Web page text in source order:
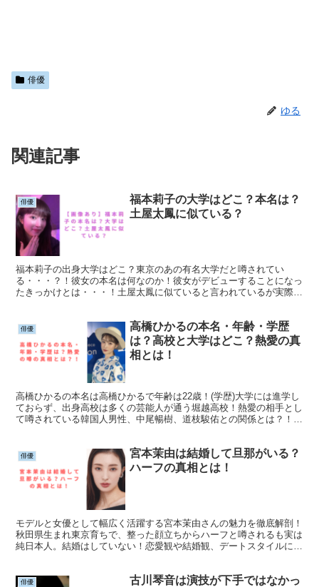
俳優
ゆる
関連記事
俳優
福本莉子の大学はどこ？本名は？
土屋太鳳に似ている？
福本莉子の出身大学はどこ？東京のあの有名大学だと噂されてい
る・・・？！彼女の本名は何なのか！彼女がデビューすることになっ
たきっかけとは・・・！土屋太鳳に似ていると言われているが実際は
俳優
高橋ひかるの本名・年齢・学歴
は？高校と大学はどこ？熱愛の真
相とは！
高橋ひかるの本名は高橋ひかるで年齢は22歳！(学歴)大学には進学し
ておらず、出身高校は多くの芸能人が通う堀越高校！熱愛の相手とし
て噂されている韓国人男性、中尾暢樹、道枝駿佑との関係とは？！
俳優
宮本茉由は結婚して旦那がいる？
ハーフの真相とは！
モデルと女優として幅広く活躍する宮本茉由さんの魅力を徹底解剖！
秋田県生まれ東京育ちで、整った顔立ちからハーフと噂されるも実は
純日本人。結婚はしていない！恋愛観や結婚観、デートスタイルにつ
俳優
古川琴音は演技が下手ではなかっ